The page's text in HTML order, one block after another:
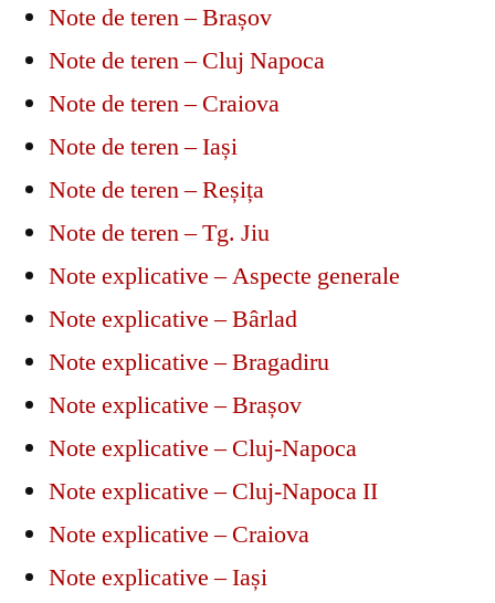
Note de teren – Brașov
Note de teren – Cluj Napoca
Note de teren – Craiova
Note de teren – Iași
Note de teren – Reșița
Note de teren – Tg. Jiu
Note explicative – Aspecte generale
Note explicative – Bârlad
Note explicative – Bragadiru
Note explicative – Brașov
Note explicative – Cluj-Napoca
Note explicative – Cluj-Napoca II
Note explicative – Craiova
Note explicative – Iași